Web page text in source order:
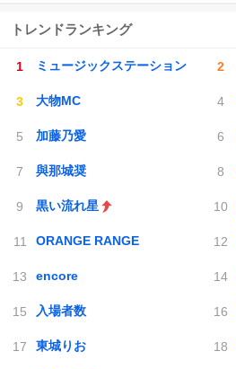
トレンドランキング
ミュージックステーション
大物MC
加藤乃愛
與那城奨
黒い流れ星
ORANGE RANGE
encore
入場者数
東城りお